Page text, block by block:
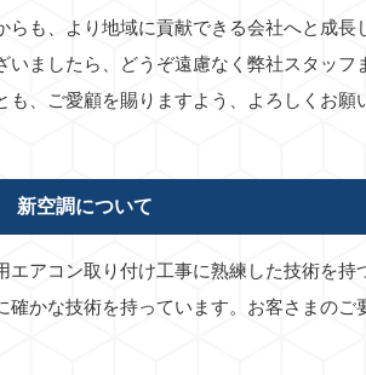
らも、より地域に貢献できる会社へと成
いましたら、どうぞ遠慮なく弊社スタッ
も、ご愛顧を賜りますよう、よろしくお願
新空調について
エアコン取り付け工事に熟練した技術を
確かな技術を持っています。お客さまの